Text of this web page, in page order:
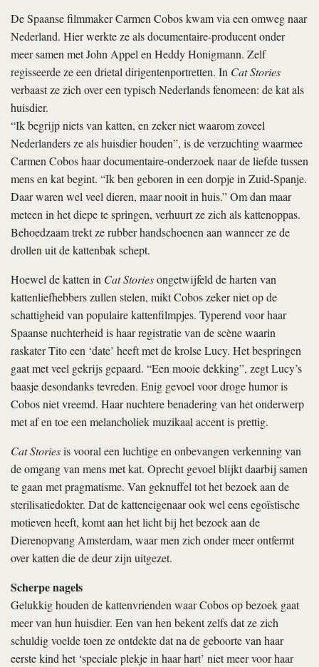
De Spaanse filmmaker Carmen Cobos kwam via een omweg naar
Nederland. Hier werkte ze als documentaire-producent onder
meer samen met John Appel en Heddy Honigmann. Zelf
regisseerde ze een drietal dirigentenportretten. In Cat Stories
verbaast ze zich over een typisch Nederlands fenomeen: de kat als
huisdier.
“Ik begrijp niets van katten, en zeker niet waarom zoveel
Nederlanders ze als huisdier houden”, is de verzuchting waarmee
Carmen Cobos haar documentaire-onderzoek naar de liefde tussen
mens en kat begint. “Ik ben geboren in een dorpje in Zuid-Spanje.
Daar waren wel veel dieren, maar nooit in huis.” Om dan maar
meteen in het diepe te springen, verhuurt ze zich als kattenoppas.
Behoedzaam trekt ze rubber handschoenen aan wanneer ze de
drollen uit de kattenbak schept.
Hoewel de katten in Cat Storiesongetwijfeld de harten van
kattenliefhebbers zullen stelen, mikt Cobos zeker niet op de
schattigheid van populaire kattenfilmpjes. Typerend voor haar
Spaanse nuchterheid is haar registratie van de scène waarin
raskater Tito een ‘date’ heeft met de krolse Lucy. Het bespringen
gaat met veel gekrijs gepaard. “Een mooie dekking”, zegt Lucy’s
baasje desondanks tevreden. Enig gevoel voor droge humor is
Cobos niet vreemd. Haar nuchtere benadering van het onderwerp
met af en toe een melancholiek muzikaal accent is prettig.
Cat Storiesis vooral een luchtige en onbevangen verkenning van
de omgang van mens met kat. Oprecht gevoel blijkt daarbij samen
te gaan met pragmatisme. Van geknuffel tot het bezoek aan de
sterilisatiedokter. Dat de katteneigenaar ook wel eens egoïstische
motieven heeft, komt aan het licht bij het bezoek aan de
Dierenopvang Amsterdam, waar men zich onder meer ontfermt
over katten die de deur zijn uitgezet.
Scherpe nagels
Gelukkig houden de kattenvrienden waar Cobos op bezoek gaat
meer van hun huisdier. Een van hen bekent zelfs dat ze zich
schuldig voelde toen ze ontdekte dat na de geboorte van haar
eerste kind het ‘speciale plekje in haar hart’ niet meer voor haar